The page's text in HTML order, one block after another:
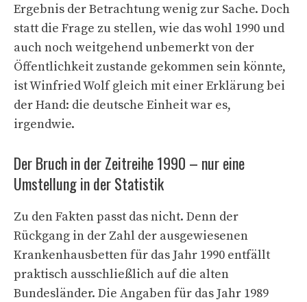
Ergebnis der Betrachtung wenig zur Sache. Doch
statt die Frage zu stellen, wie das wohl 1990 und
auch noch weitgehend unbemerkt von der
Öffentlichkeit zustande gekommen sein könnte,
ist Winfried Wolf gleich mit einer Erklärung bei
der Hand: die deutsche Einheit war es,
irgendwie.
Der Bruch in der Zeitreihe 1990 – nur eine
Umstellung in der Statistik
Zu den Fakten passt das nicht. Denn der
Rückgang in der Zahl der ausgewiesenen
Krankenhausbetten für das Jahr 1990 entfällt
praktisch ausschließlich auf die alten
Bundesländer. Die Angaben für das Jahr 1989